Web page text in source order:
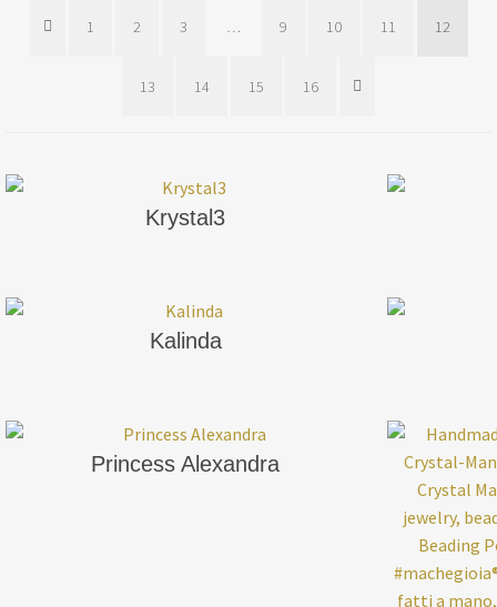
1 2 3 … 9 10 11 12
13 14 15 16
Krystal3
Kalinda
Princess Alexandra